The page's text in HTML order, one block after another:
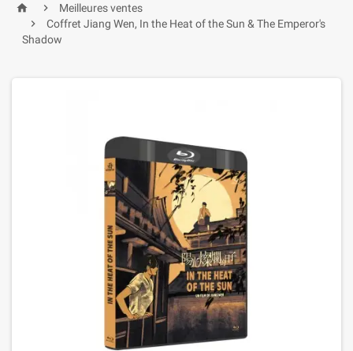
home 
Meilleures ventes

Coffret Jiang Wen, In the Heat of the Sun & The Emperor's
Shadow